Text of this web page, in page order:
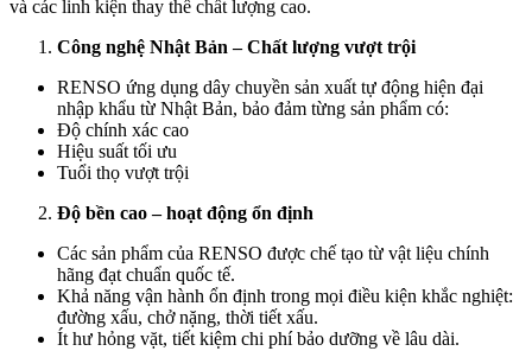
và các linh kiện thay thế chất lượng cao.
Công nghệ Nhật Bản – Chất lượng vượt trội
RENSO ứng dụng dây chuyền sản xuất tự động hiện đại
nhập khẩu từ Nhật Bản, bảo đảm từng sản phẩm có:
Độ chính xác cao
Hiệu suất tối ưu
Tuổi thọ vượt trội
Độ bền cao – hoạt động ổn định
Các sản phẩm của RENSO được chế tạo từ vật liệu chính
hãng đạt chuẩn quốc tế.
Khả năng vận hành ổn định trong mọi điều kiện khắc nghiệt:
đường xấu, chở nặng, thời tiết xấu.
Ít hư hỏng vặt, tiết kiệm chi phí bảo dưỡng về lâu dài.